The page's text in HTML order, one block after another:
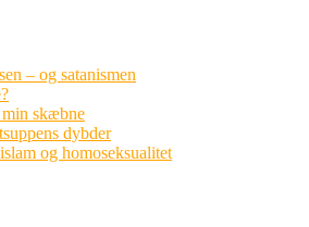
– og satanismen
skæbne
dybder
og homoseksualitet